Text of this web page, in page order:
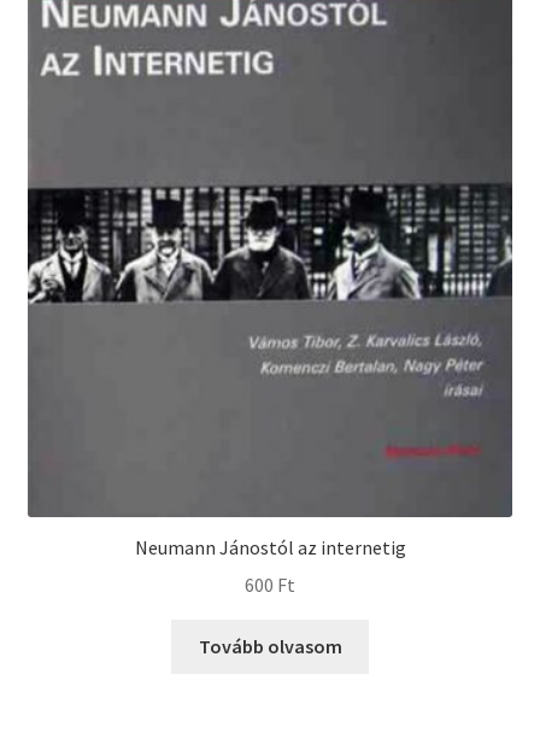
Neumann Jánostól az internetig
600 Ft
Tovább olvasom